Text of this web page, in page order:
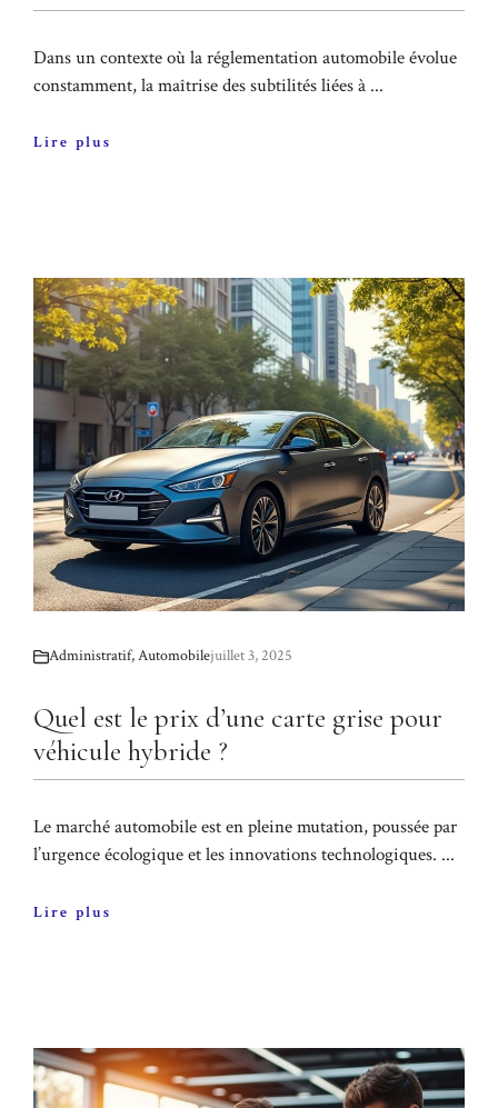
Dans un contexte où la réglementation automobile évolue
constamment, la maîtrise des subtilités liées à ...
Lire plus
Administratif,Automobilejuillet 3, 2025
Quel est le prix d’une carte grise pour
véhicule hybride ?
Le marché automobile est en pleine mutation, poussée par
l’urgence écologique et les innovations technologiques. ...
Lire plus